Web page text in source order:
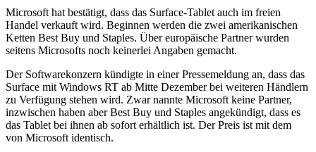
Microsoft hat bestätigt, dass das Surface-Tablet auch im freien
Handel verkauft wird. Beginnen werden die zwei amerikanischen
Ketten Best Buy und Staples. Über europäische Partner wurden
seitens Microsofts noch keinerlei Angaben gemacht.
Der Softwarekonzern kündigte in einer Pressemeldung an, dass das
Surface mit Windows RT ab Mitte Dezember bei weiteren Händlern
zu Verfügung stehen wird. Zwar nannte Microsoft keine Partner,
inzwischen haben aber Best Buy und Staples angekündigt, dass es
das Tablet bei ihnen ab sofort erhältlich ist. Der Preis ist mit dem
von Microsoft identisch.